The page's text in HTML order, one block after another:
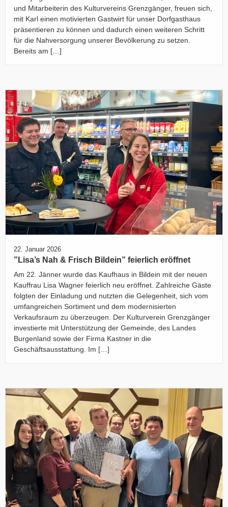
und Mitarbeiterin des Kulturvereins Grenzgänger, freuen sich,
mit Karl einen motivierten Gastwirt für unser Dorfgasthaus
präsentieren zu können und dadurch einen weiteren Schritt
für die Nahversorgung unserer Bevölkerung zu setzen.
Bereits am […]
22. Januar 2026
”Lisa’s Nah & Frisch Bildein” feierlich eröffnet
Am 22. Jänner wurde das Kaufhaus in Bildein mit der neuen
Kauffrau Lisa Wagner feierlich neu eröffnet. Zahlreiche Gäste
folgten der Einladung und nutzten die Gelegenheit, sich vom
umfangreichen Sortiment und dem modernisierten
Verkaufsraum zu überzeugen. Der Kulturverein Grenzgänger
investierte mit Unterstützung der Gemeinde, des Landes
Burgenland sowie der Firma Kastner in die
Geschäftsausstattung. Im […]